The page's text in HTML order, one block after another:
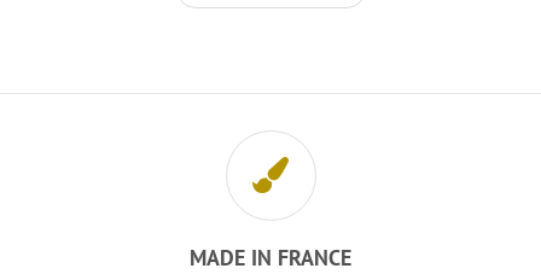
MADE IN FRANCE